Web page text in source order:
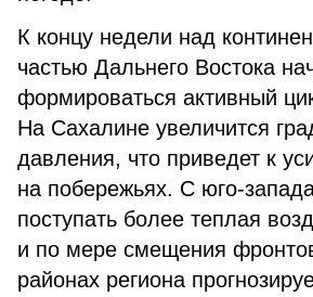
К концу недели над
частью Дальнего Востока
формироваться активный
На Сахалине увеличится
давления, что приведет к
на побережьях. С юго-
поступать более теплая
и по мере смещения
районах региона